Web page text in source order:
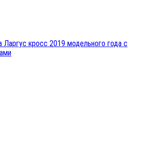
Ларгус кросс 2019 модельного года с